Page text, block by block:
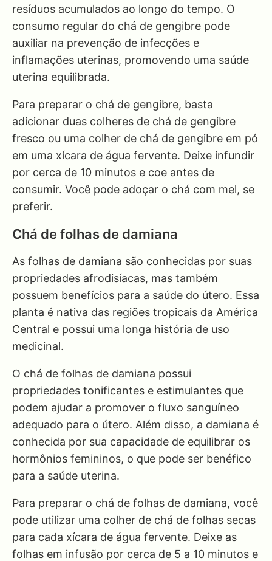
resíduos acumulados ao longo do tempo. O
consumo regular do chá de gengibre pode
auxiliar na prevenção de infecções e
inflamações uterinas, promovendo uma saúde
uterina equilibrada.
Para preparar o chá de gengibre, basta
adicionar duas colheres de chá de gengibre
fresco ou uma colher de chá de gengibre em pó
em uma xícara de água fervente. Deixe infundir
por cerca de 10 minutos e coe antes de
consumir. Você pode adoçar o chá com mel, se
preferir.
Chá de folhas de damiana
As folhas de damiana são conhecidas por suas
propriedades afrodisíacas, mas também
possuem benefícios para a saúde do útero. Essa
planta é nativa das regiões tropicais da América
Central e possui uma longa história de uso
medicinal.
O chá de folhas de damiana possui
propriedades tonificantes e estimulantes que
podem ajudar a promover o fluxo sanguíneo
adequado para o útero. Além disso, a damiana é
conhecida por sua capacidade de equilibrar os
hormônios femininos, o que pode ser benéfico
para a saúde uterina.
Para preparar o chá de folhas de damiana, você
pode utilizar uma colher de chá de folhas secas
para cada xícara de água fervente. Deixe as
folhas em infusão por cerca de 5 a 10 minutos e